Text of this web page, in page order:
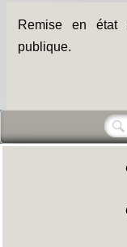
Présentations
Blog Salle des
Comité des
Prieuré saint
Remise en état
publique.